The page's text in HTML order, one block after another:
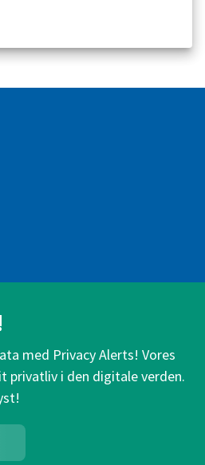
med Privacy Alerts! Vores
privatliv i den digitale verden.